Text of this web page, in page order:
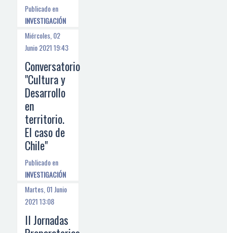
Publicado en
INVESTIGACIÓN
Miércoles, 02
Junio 2021 19:43
Conversatorio
"Cultura y
Desarrollo
en
territorio.
El caso de
Chile"
Publicado en
INVESTIGACIÓN
Martes, 01 Junio
2021 13:08
II Jornadas